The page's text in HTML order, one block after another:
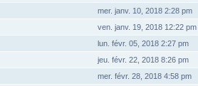
mer. janv. 10, 2018 2:28 pm
ven. janv. 19, 2018 12:22 pm
lun. févr. 05, 2018 2:27 pm
jeu. févr. 22, 2018 8:26 pm
mer. févr. 28, 2018 4:58 pm